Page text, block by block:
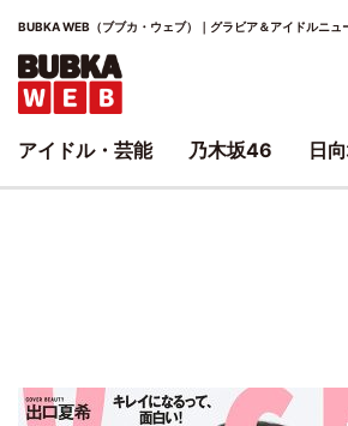
BUBKA WEB（ブブカ・ウェブ）｜グラビア＆アイドルニュ
アイドル・芸能 乃木坂46 日